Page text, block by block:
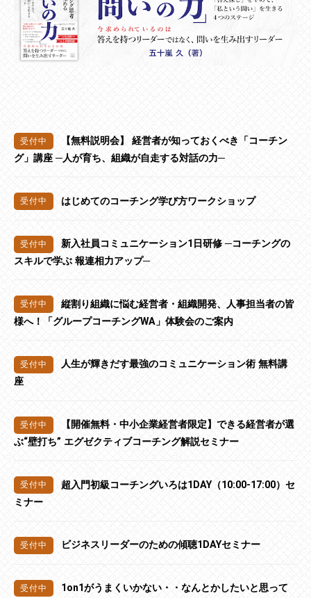
【無料説明会】 経営者が知っておくべき「コーチン
グ」講座 ─人が育ち、組織が自走する対話の力─
はじめてのコーチング学び方ワークショップ
新入社員コミュニケーション1日研修 ─コーチングの
スキルで学ぶ 報連相力アップ─
縦割り組織に悩む経営者・組織開発、人事担当者の皆
様へ！「グループコーチングWA」体験会のご案内
人生が輝きだす最強のコミュニケーション術 無料講
座
【開催無料・中小企業経営者限定】できる経営者が選
ぶ“壁打ち” エグゼクティブコーチング解説セミナー
超入門初級コーチングいろは1DAY（10:00-17:00）セ
ミナー
ビジネスリーダーのための傾聴1DAYセミナー
1on1がうまくいかない・・なんとかしたいと思って